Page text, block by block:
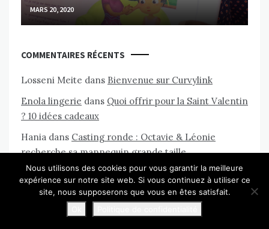
MARS 20, 2020
COMMENTAIRES RÉCENTS
Losseni Meite dans Bienvenue sur Curvylink
Enola lingerie dans Quoi offrir pour la Saint Valentin
? 10 idées cadeaux
Hania dans Casting ronde : Octavie & Léonie
recherche sa mannequin grande taille
AnnadansLingerie grande taille : Nos 15 boutiques
de lingerie pour rondes préférées
Nous utilisons des cookies pour vous garantir la meilleure
expérience sur notre site web. Si vous continuez à utiliser ce
site, nous supposerons que vous en êtes satisfait.